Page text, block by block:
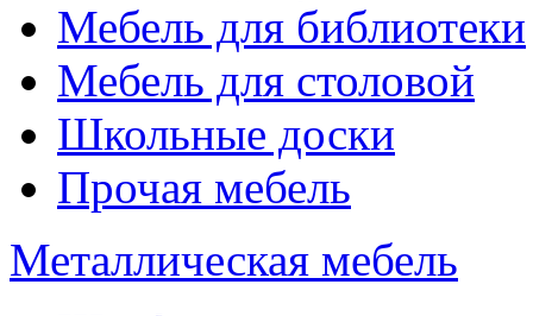
Мебель для библиотеки
Мебель для столовой
Школьные доски
Прочая мебель
Металлическая мебель